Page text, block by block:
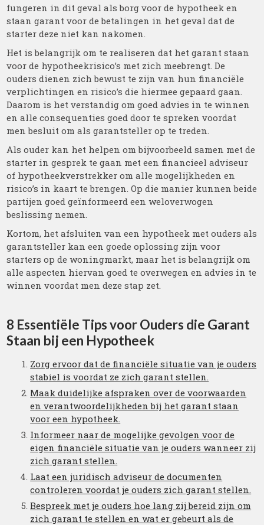
fungeren in dit geval als borg voor de hypotheek en
staan garant voor de betalingen in het geval dat de
starter deze niet kan nakomen.
Het is belangrijk om te realiseren dat het garant staan
voor de hypotheekrisico’s met zich meebrengt. De
ouders dienen zich bewust te zijn van hun financiële
verplichtingen en risico’s die hiermee gepaard gaan.
Daarom is het verstandig om goed advies in te winnen
en alle consequenties goed door te spreken voordat
men besluit om als garantsteller op te treden.
Als ouder kan het helpen om bijvoorbeeld samen met de
starter in gesprek te gaan met een financieel adviseur
of hypotheekverstrekker om alle mogelijkheden en
risico’s in kaart te brengen. Op die manier kunnen beide
partijen goed geïnformeerd een weloverwogen
beslissing nemen.
Kortom, het afsluiten van een hypotheek met ouders als
garantsteller kan een goede oplossing zijn voor
starters op de woningmarkt, maar het is belangrijk om
alle aspecten hiervan goed te overwegen en advies in te
winnen voordat men deze stap zet.
8 Essentiële Tips voor Ouders die Garant
Staan bij een Hypotheek
Zorg ervoor dat de financiële situatie van je ouders
stabiel is voordat ze zich garant stellen.
Maak duidelijke afspraken over de voorwaarden
en verantwoordelijkheden bij het garant staan
voor een hypotheek.
Informeer naar de mogelijke gevolgen voor de
eigen financiële situatie van je ouders wanneer zij
zich garant stellen.
Laat een juridisch adviseur de documenten
controleren voordat je ouders zich garant stellen.
Bespreek met je ouders hoe lang zij bereid zijn om
zich garant te stellen en wat er gebeurt als de